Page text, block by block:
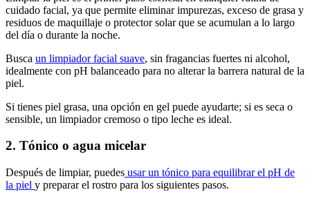
cuidado facial, ya que permite eliminar impurezas, exceso de grasa y
residuos de maquillaje o protector solar que se acumulan a lo largo
del día o durante la noche.
Busca un limpiador facial suave, sin fragancias fuertes ni alcohol,
idealmente con pH balanceado para no alterar la barrera natural de la
piel.
Si tienes piel grasa, una opción en gel puede ayudarte; si es seca o
sensible, un limpiador cremoso o tipo leche es ideal.
2. Tónico o agua micelar
Después de limpiar, puedes usar un tónico para equilibrar el pH de
la piel y preparar el rostro para los siguientes pasos.